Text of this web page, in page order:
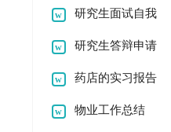
告 研究生面试自我
介绍研究生答辩申请
书 药店的实习报告
范文汇编五篇
物业工作总结